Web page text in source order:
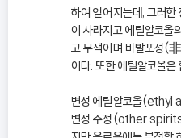
하여 얻어지는데, 그러한
이 사라지고 에틸알코올
고 무색이며 비발포성(
이다. 또한 에틸알코올은
변성 에틸알코올
변성 주정(other